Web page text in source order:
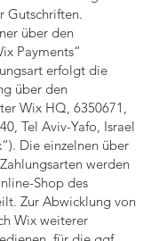
Gutschriften.
über den
Payments“
erfolgt die
über den
Wix HQ, 6350671 ,
Tel Aviv-Yafo, Israel
Die einzelnen über
werden
Shop des
Zur Abwicklung von
Wix weiterer